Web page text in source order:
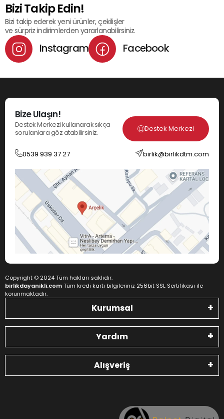
Bizi Takip Edin!
Bizi takip ederek yeni ürünler, çekilişler
ve sürpriz indirimlerden yararlanabilirsiniz.
Instagram Facebook
Bize Ulaşın!
Destek Merkezi kullanarak sıkça
sorulanlara göz atabilirsiniz.
Destek Merkezi
0539 939 37 27 birlik@birlikdtm.com
Copyright © 2024 Tüm hakları saklıdır.
birlikdayanikli.comTüm kredi kartı bilgileriniz 256bit SSL Sertifikası ile
korunmaktadır.
Kurumsal
Yardım
Alışveriş